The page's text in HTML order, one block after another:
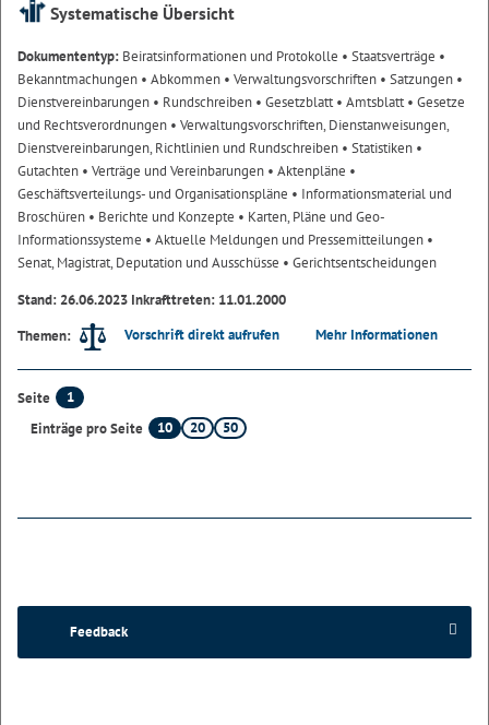
Systematische Übersicht
Dokumententyp: Beiratsinformationen und Protokolle • Staatsverträge •
Bekanntmachungen • Abkommen • Verwaltungsvorschriften • Satzungen •
Dienstvereinbarungen • Rundschreiben • Gesetzblatt• Amtsblatt• Gesetze
und Rechtsverordnungen • Verwaltungsvorschriften, Dienstanweisungen,
Dienstvereinbarungen, Richtlinien und Rundschreiben • Statistiken •
Gutachten • Verträge und Vereinbarungen • Aktenpläne •
Geschäftsverteilungs- und Organisationspläne • Informationsmaterial und
Broschüren • Berichte und Konzepte • Karten, Pläne und Geo-
Informationssysteme • Aktuelle Meldungen und Pressemitteilungen •
Senat, Magistrat, Deputation und Ausschüsse • Gerichtsentscheidungen
Stand: 26.06.2023 Inkrafttreten: 11.01.2000
Themen:
Vorschrift direkt aufrufen Mehr Informationen
Seite
1
Einträge pro Seite
10 20 50
Feedback